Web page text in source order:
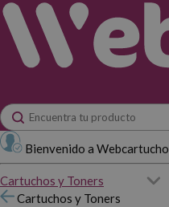
Bienvenido a Webcartucho
Cartuchos y Toners
Cartuchos y Toners